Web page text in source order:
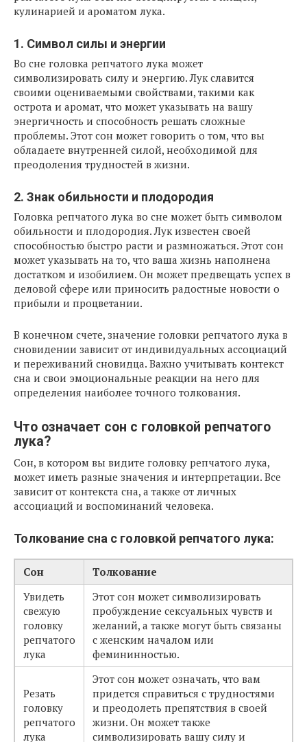
кулинарией и ароматом лука.
1. Символ силы и энергии
Во сне головка репчатого лука может
символизировать силу и энергию. Лук славится
своими оцениваемыми свойствами, такими как
острота и аромат, что может указывать на вашу
энергичность и способность решать сложные
проблемы. Этот сон может говорить о том, что вы
обладаете внутренней силой, необходимой для
преодоления трудностей в жизни.
2. Знак обильности и плодородия
Головка репчатого лука во сне может быть символом
обильности и плодородия. Лук известен своей
способностью быстро расти и размножаться. Этот сон
может указывать на то, что ваша жизнь наполнена
достатком и изобилием. Он может предвещать успех в
деловой сфере или приносить радостные новости о
прибыли и процветании.
В конечном счете, значение головки репчатого лука в
сновидении зависит от индивидуальных ассоциаций
и переживаний сновидца. Важно учитывать контекст
сна и свои эмоциональные реакции на него для
определения наиболее точного толкования.
Что означает сон с головкой репчатого
лука?
Сон, в котором вы видите головку репчатого лука,
может иметь разные значения и интерпретации. Все
зависит от контекста сна, а также от личных
ассоциаций и воспоминаний человека.
Толкование сна с головкой репчатого лука:
Сон
Толкование
Увидеть
свежую
головку
репчатого
лука
Этот сон может символизировать
пробуждение сексуальных чувств и
желаний, а также могут быть связаны
с женским началом или
фемининностью.
Резать
головку
репчатого
лука
Этот сон может означать, что вам
придется справиться с трудностями
и преодолеть препятствия в своей
жизни. Он может также
символизировать вашу силу и